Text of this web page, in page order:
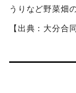
うりなど野菜畑
【出典：大分合